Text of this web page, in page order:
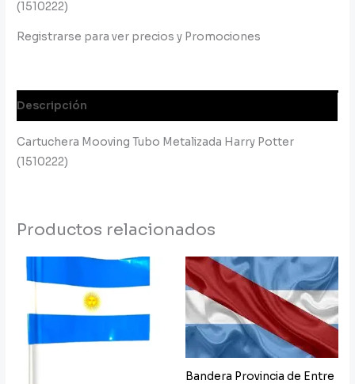
(1510222)
Registrarse para ver precios y Promociones
Descripción
Cartuchera Mooving Tubo Metalizada Harry Potter
(1510222)
Productos relacionados
Bandera Provincia de Entre